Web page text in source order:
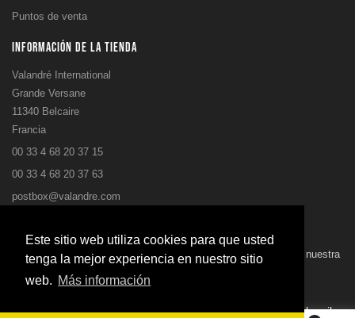
Este sitio web utiliza cookies para que usted
tenga la mejor experiencia en nuestro sitio
web. Más información
Puntos de venta
INFORMACIÓN DE LA TIENDA
Valandré International
Grande Versane
11340 Belcaire
Francia
00 33 4 68 20 37 15
00 33 4 68 20 37 63
postbox@valandre.com
Puede darse de baja en cualquier momento. Para ello, consulte nuestra
información de contacto en el aviso legal.
Subscribe